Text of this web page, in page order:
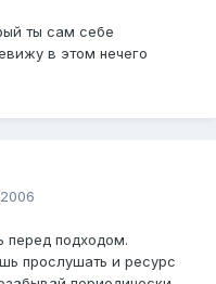
ты сам себе
в этом нечего
перед подходом.
прослушать и ресурс